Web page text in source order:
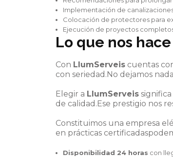
Implementación de
Colocación de protectores para
Ejecución de proyectos
Lo que nos
Con LlumServeis cuentas
con seriedad.No dejamos
Elegir a LlumServeis
de calidad.Ese prestigio nos
Constituimos una empresa
en prácticas
Disponibilidad 24 horas con